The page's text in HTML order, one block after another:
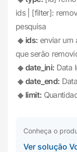
ids | [filter]:
pesquisa
◆ ids: enviar um
que serão
◆date_ini: Data
◆date_end:
◆ limit:
Conheça o
Ver solução